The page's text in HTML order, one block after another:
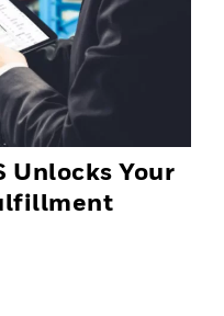
Unlocks Your